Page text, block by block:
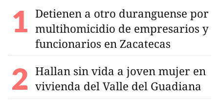
Detienen a otro duranguense por
multihomicidio de empresarios y
funcionarios en Zacatecas
Hallan sin vida a joven mujer en
vivienda del Valle del Guadiana